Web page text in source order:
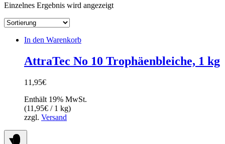
Einzelnes Ergebnis wird angezeigt
In den Warenkorb
AttraTec No 10 Trophäenbleiche, 1 kg
11,95€
Enthält 19% MwSt.
(11,95€ / 1 kg)
zzgl. Versand